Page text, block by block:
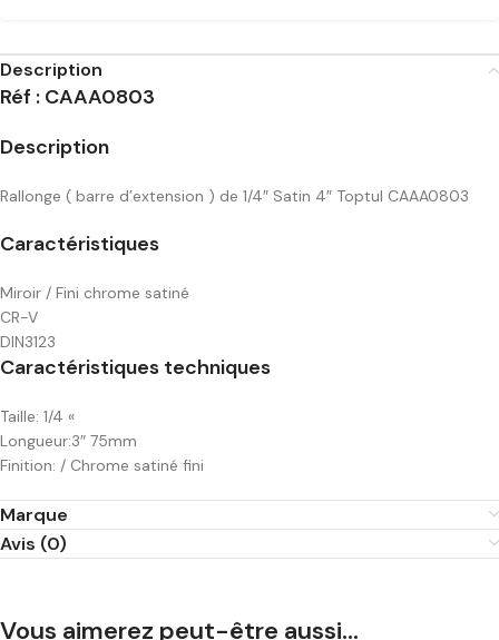
Description
Réf : CAAA0803
Description
Rallonge ( barre d’extension ) de 1/4″ Satin 4″ Toptul CAAA0803
Caractéristiques
Miroir / Fini chrome satiné
CR-V
DIN3123
Caractéristiques techniques
Taille: 1/4 «
Longueur:3″ 75mm
Finition: / Chrome satiné fini
Marque
Avis (0)
Vous aimerez peut-être aussi…